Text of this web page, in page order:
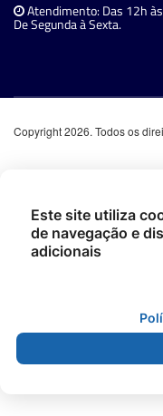
Atendimento: Das 12h
De Segunda à Sexta.
Copyright 2026. Todos os
Este site utiliza
de navegação e
adicionais